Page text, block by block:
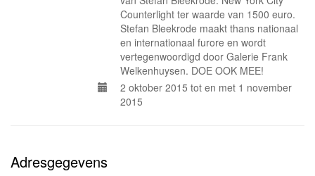
Counterlight ter waarde van 1500 euro.
Stefan Bleekrode maakt thans nationaal
en internationaal furore en wordt
vertegenwoordigd door Galerie Frank
Welkenhuysen. DOE OOK MEE!
2 oktober 2015 tot en met 1 november
2015
Adresgegevens